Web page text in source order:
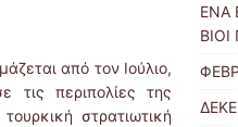
από τον Ιούλιο,
τις περιπολίες της
στρατιωτική
ΕΝΑ